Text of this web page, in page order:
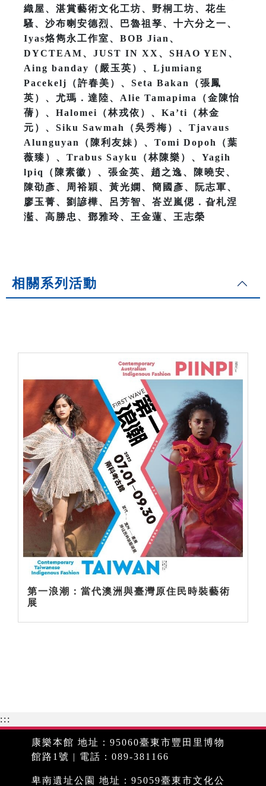
織屋、湛賞藝術文化工坊、野桐工坊、花生
騷、沙布喇安德烈、巴魯祖孥、十六分之一、
Iyas烙雋永工作室、BOB Jian、
DYCTEAM、JUST IN XX、SHAO YEN、
Aing banday（嚴玉英）、Ljumiang
Pacekelj（許春美）、Seta Bakan（張鳳
英）、尤瑪．達陸、Alie Tamapima（金陳怡
蒨）、Halomei（林戎依）、Ka’ti（林金
元）、Siku Sawmah（吳秀梅）、Tjavaus
Alunguyan（陳利友妹）、Tomi Dopoh（葉
薇臻）、Trabus Sayku（林陳樂）、Yagih
lpiq（陳素徽）、張金英、趙之逸、陳曉安、
陳劭彥、周裕穎、黃光嫻、簡國彥、阮志軍、
廖玉菁、劉諺樺、呂芳智、峇岦嵐偲．旮札涅
灆、高勝忠、鄧雅玲、王金蓮、王志榮
相關系列活動
第一浪潮：當代澳洲與臺灣原住民時裝藝術
展
:::
康樂本館 地址：95060臺東市豐田里博物
館路1號 | 電話：089-381166
卑南遺址公園 地址：95059臺東市文化公